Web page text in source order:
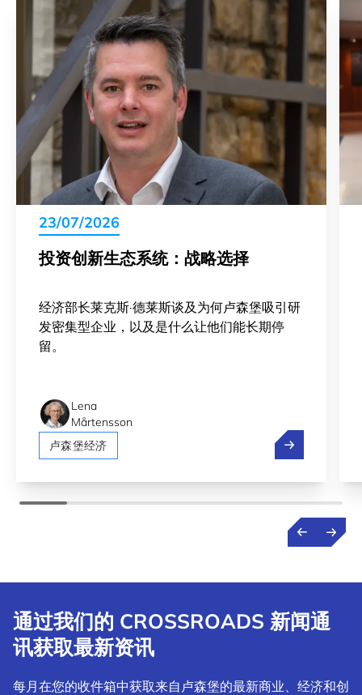
23/07/2026
投资创新生态系统：战略选择
经济部长莱克斯·德莱斯谈及为何卢森堡吸引研
发密集型企业，以及是什么让他们能长期停
留。
Lena
Mårtensson
卢森堡经济
投资创新生态
通过我们的 CROSSROADS 新闻通
讯获取最新资讯
每月在您的收件箱中获取来自卢森堡的最新商业、经济和创